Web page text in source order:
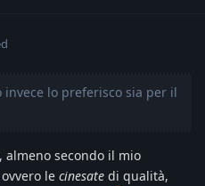
invece lo preferisco sia per il
almeno secondo il mio
le cinesate di qualità,